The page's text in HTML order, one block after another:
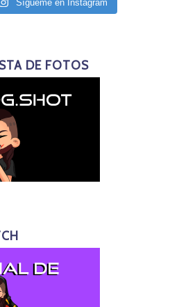
Sígueme en Instagram
DE FOTOS